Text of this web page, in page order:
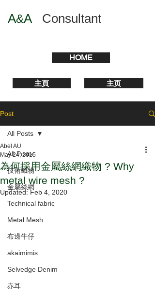
A&A Consultant
HOME
主頁 主页
Post
All Posts
技術織物
金屬絲網
Technical fabric
Metal Mesh
布邊牛仔
akaimimis
Selvedge Denim
赤耳
All Posts
為何採用金屬絲網織物 ? Why
metal wire mesh ?
Abel AU
May 24, 2015
Updated:Feb 4, 2020